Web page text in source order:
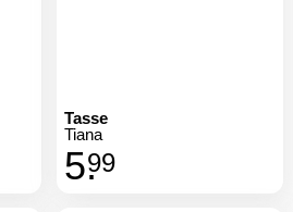
Tasse
Tiana
5.99